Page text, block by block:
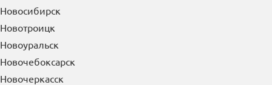
Новосибирск
Новотроицк
Новоуральск
Новочебоксарск
Новочеркасск